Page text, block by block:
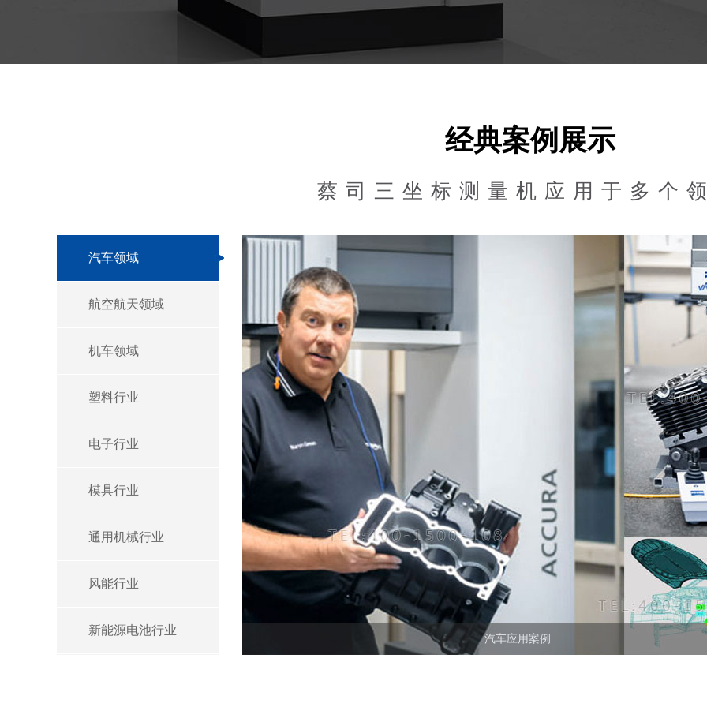
经典案例展示
蔡司三坐标测量机应用于多个
汽车领域
航空航天领域
机车领域
塑料行业
电子行业
模具行业
通用机械行业
风能行业
新能源电池行业
汽车应用案例